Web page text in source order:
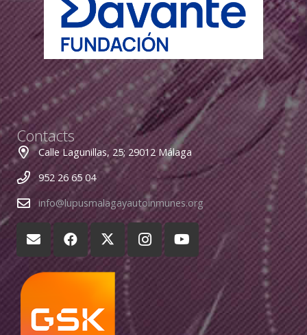
Contacts
Calle Lagunillas, 25; 29012 Málaga
952 26 65 04
info@lupusmalagayautoinmunes.org